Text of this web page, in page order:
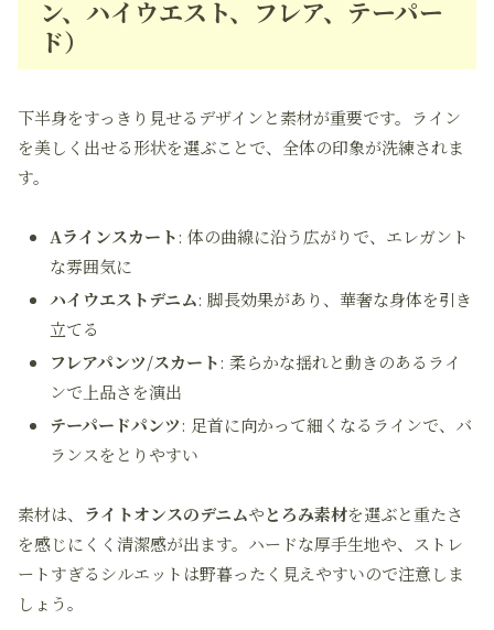
ン、ハイウエスト、フレア、テーパー
ド）
下半身をすっきり見せるデザインと素材が重要です。ライン
を美しく出せる形状を選ぶことで、全体の印象が洗練されま
す。
Aラインスカート: 体の曲線に沿う広がりで、エレガント
な雰囲気に
ハイウエストデニム: 脚長効果があり、華奢な身体を引き
立てる
フレアパンツ/スカート: 柔らかな揺れと動きのあるライ
ンで上品さを演出
テーパードパンツ: 足首に向かって細くなるラインで、バ
ランスをとりやすい
素材は、 ライトオンスのデニムやとろみ素材を選ぶと重たさ
を感じにくく清潔感が出ます。ハードな厚手生地や、ストレ
ートすぎるシルエットは野暮ったく見えやすいので注意しま
しょう。